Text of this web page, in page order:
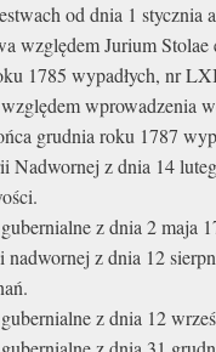
od dnia 1 stycznia
względem Jurium
1785 wypadłych, nr
wprowadzenia
grudnia roku 1787
Nadwornej z dnia 14
z dnia 2 maja
z dnia 12
z dnia 12